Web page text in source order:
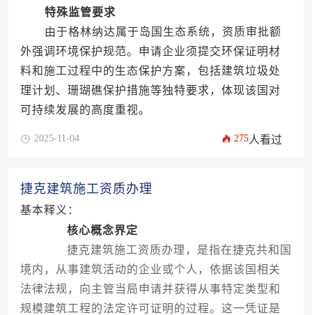
特殊监管要求
由于格林纳达属于岛国生态系统，资质审批额
外强调环境保护规范。申请企业须提交环保证明材
料和施工过程中的生态保护方案，包括建筑垃圾处
理计划、珊瑚礁保护措施等独特要求，体现该国对
可持续发展的高度重视。
2025-11-04 275人看过
捷克建筑施工资质办理
基本释义：
核心概念界定
捷克建筑施工资质办理，是指在捷克共和国
境内，从事建筑活动的企业或个人，依据该国相关
法律法规，向主管当局申请并获得从事特定类型和
规模建筑工程的法定许可证明的过程。这一凭证是